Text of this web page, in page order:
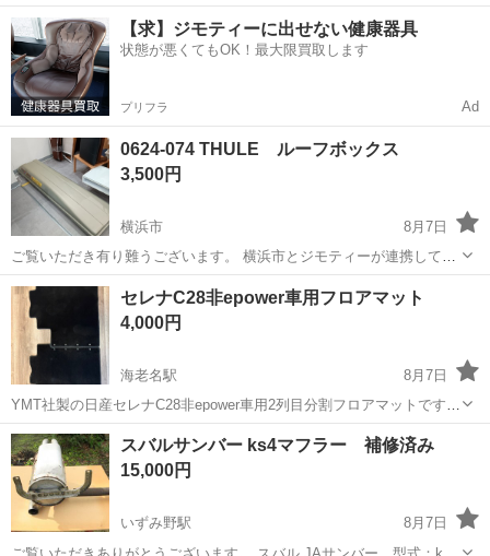
40代の男女活躍中！空調完備で快適作業★食堂利用可◎マイカー通勤
OK◎無料駐車場完備！《茨城県常陸大宮市》 人気の工場のお仕事 ◇
電子部品製造倉庫内の事務...
茨城 常陸大宮市
【求】ジモティーに出せない健康器具
状態が悪くてもOK！最大限買取します
プリフラ Ad
0624-074 THULE ルーフボックス
3,500円
横浜市
8月7日
ご覧いただき有り難うございます。 横浜市とジモティーが連携して運
営しています。 粗⼤ごみ等の減量を⽬的にまだ使えるものをリユース
しています。 ★★★★★ ご自宅にある不要品を是非ジモティースポッ
トへお持ち込み...
神奈川 横浜市 キャリア、ラック リユース
セレナC28非epower車用フロアマット
4,000円
海老名駅
8月7日
YMT社製の日産セレナC28非epower車用2列目分割フロアマットです。
カーペットのグレードはFINO、Mサイズ、8/1調べで楽天市場で約1万
3000円です。諸事情で非e-power車からe-power車に乗り換える事に
な...
神奈川 海老名市 海老名駅 内装、インテリア
スバルサンバー ks4マフラー 補修済み
15,000円
いずみ野駅
8月7日